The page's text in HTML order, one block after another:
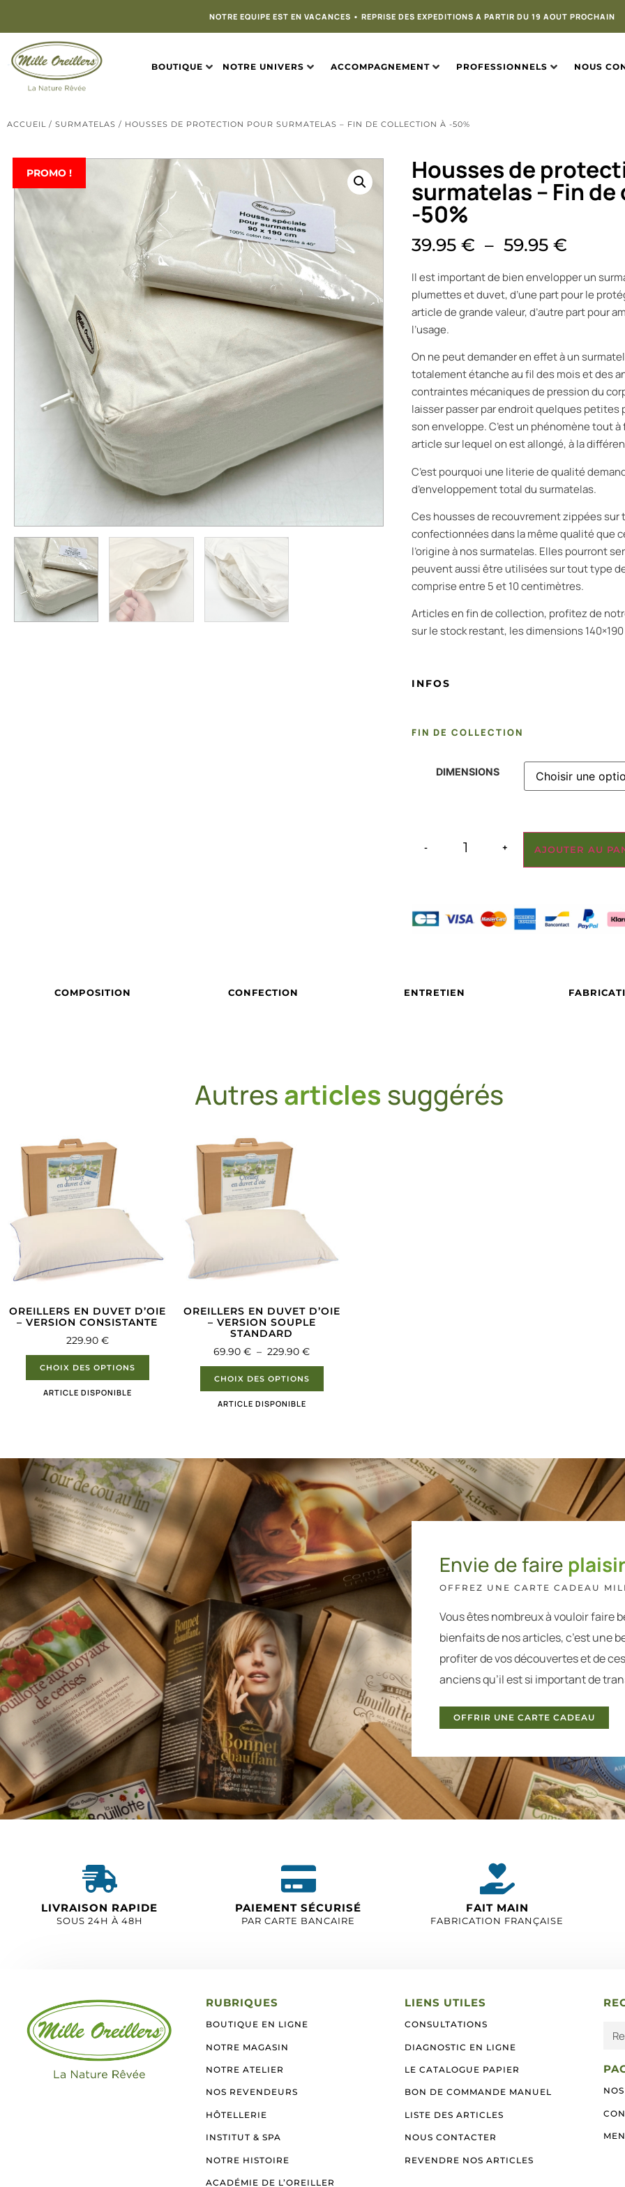
NOTRE EQUIPE EST EN VACANCES • REPRISE DES EXPEDITIONS A PARTIR DU 19 AOUT PROCHAIN
BOUTIQUE NOTRE UNIVERS ACCOMPAGNEMENT PROFESSIONNELS NOUS
ACCUEIL / SURMATELAS / HOUSSES DE PROTECTION POUR SURMATELAS – FIN DE COLLECTION À -50%
PROMO ! Housses de
surmatelas – Fin
-50%
39.95 € – 59.95 €
Il est important de bien envelopper un
plumettes et duvet, d’une part pour le
article de grande valeur, d’autre part pour
l’usage.
On ne peut demander en effet à un
totalement étanche au fil des mois et des
contraintes mécaniques de pression du
laisser passer par endroit quelques petites
son enveloppe. C’est un phénomène tout
article sur lequel on est allongé, à la
C’est pourquoi une literie de qualité
d’enveloppement total du surmatelas.
Ces housses de recouvrement zippées
confectionnées dans la même qualité que
l’origine à nos surmatelas. Elles pourront
peuvent aussi être utilisées sur tout type
comprise entre 5 et 10 centimètres.
Articles en fin de collection, profitez de
sur le stock restant, les dimensions
INFOS
FIN DE COLLECTION
DIMENSIONS
- + AJOUTER AU
COMPOSITION CONFECTION ENTRETIEN
Autresarticles suggérés
OREILLERS EN DUVET D’OIE
– VERSION CONSISTANTE
229.90 €
CHOIX DES OPTIONS
ARTICLE DISPONIBLE
OREILLERS EN DUVET D’OIE
– VERSION SOUPLE
STANDARD
69.90 € – 229.90 €
CHOIX DES OPTIONS
ARTICLE DISPONIBLE
Envie de faire
OFFREZ UNE CARTE CADEAU
Vous êtes nombreux à vouloir faire
bienfaits de nos articles, c’est une
profiter de vos découvertes et de
anciens qu’il est si important de
OFFRIR UNE CARTE CADEAU
LIVRAISON RAPIDE
SOUS 24H À 48H
PAIEMENT SÉCURISÉ
PAR CARTE BANCAIRE
FAIT MAIN
FABRICATION FRANÇAISE
RUBRIQUES
BOUTIQUE EN LIGNE
NOTRE MAGASIN
NOTRE ATELIER
NOS REVENDEURS
HÔTELLERIE
INSTITUT & SPA
NOTRE HISTOIRE
ACADÉMIE DE L’OREILLER
LIENS UTILES
CONSULTATIONS
DIAGNOSTIC EN LIGNE
LE CATALOGUE PAPIER
BON DE COMMANDE MANUEL
LISTE DES ARTICLES
NOUS CONTACTER
REVENDRE NOS ARTICLES